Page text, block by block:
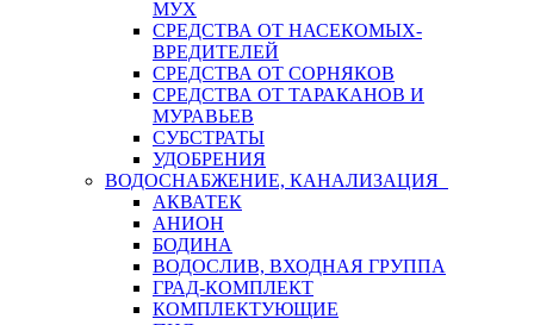
МУХ
СРЕДСТВА ОТ НАСЕКОМЫХ-
ВРЕДИТЕЛЕЙ
СРЕДСТВА ОТ СОРНЯКОВ
СРЕДСТВА ОТ ТАРАКАНОВ И
МУРАВЬЕВ
СУБСТРАТЫ
УДОБРЕНИЯ
ВОДОСНАБЖЕНИЕ, КАНАЛИЗАЦИЯ
АКВАТЕК
АНИОН
БОДИНА
ВОДОСЛИВ, ВХОДНАЯ ГРУППА
ГРАД-КОМПЛЕКТ
КОМПЛЕКТУЮЩИЕ